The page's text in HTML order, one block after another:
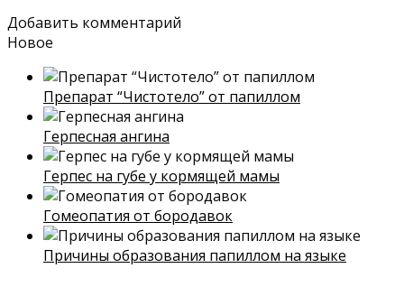
Добавить комментарий
Новое
Препарат “Чистотело” от папиллом
Герпесная ангина
Герпес на губе у кормящей мамы
Гомеопатия от бородавок
Причины образования папиллом на языке